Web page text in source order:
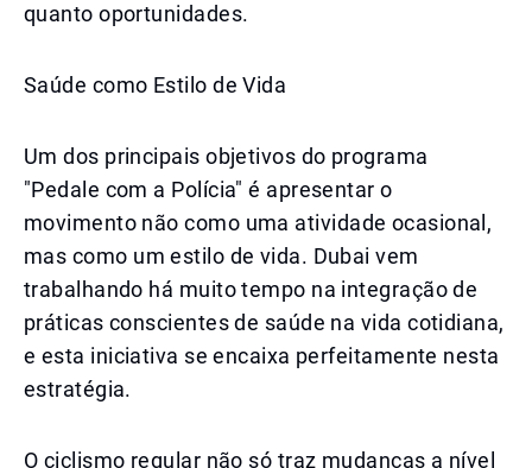
quanto oportunidades.
Saúde como Estilo de Vida
Um dos principais objetivos do programa
"Pedale com a Polícia" é apresentar o
movimento não como uma atividade ocasional,
mas como um estilo de vida. Dubai vem
trabalhando há muito tempo na integração de
práticas conscientes de saúde na vida cotidiana,
e esta iniciativa se encaixa perfeitamente nesta
estratégia.
O ciclismo regular não só traz mudanças a nível